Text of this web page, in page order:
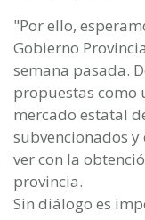
"Por ello,
Gobierno
semana pasada.
propuestas como
mercado estatal
subvencionados
ver con la
provincia.
Sin diálogo es